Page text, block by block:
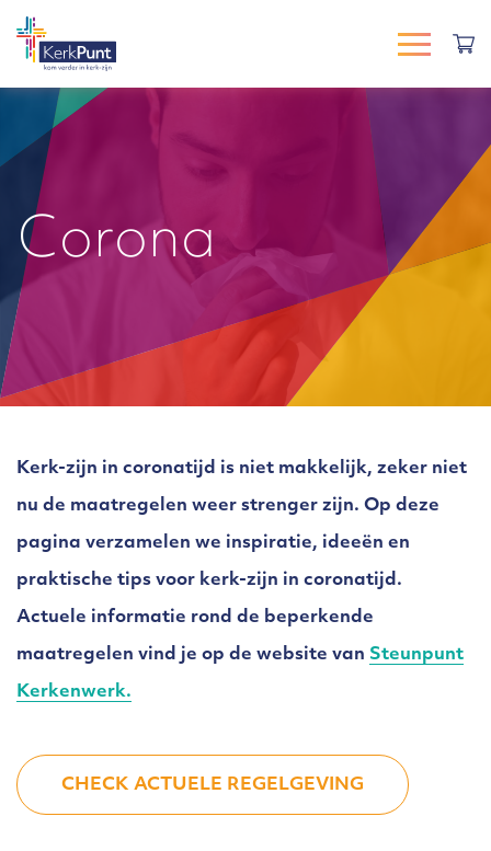
Corona
Kerk-zijn in coronatijd is niet makkelijk, zeker niet
nu de maatregelen weer strenger zijn. Op deze
pagina verzamelen we inspiratie, ideeën en
praktische tips voor kerk-zijn in coronatijd.
Actuele informatie rond de beperkende
maatregelen vind je op de website van Steunpunt
Kerkenwerk.
CHECK ACTUELE REGELGEVING